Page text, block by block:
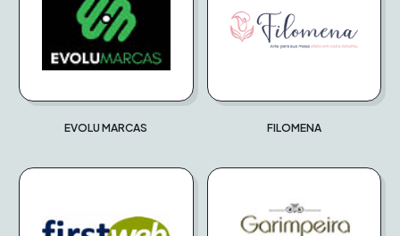
EVOLU MARCAS FILOMENA